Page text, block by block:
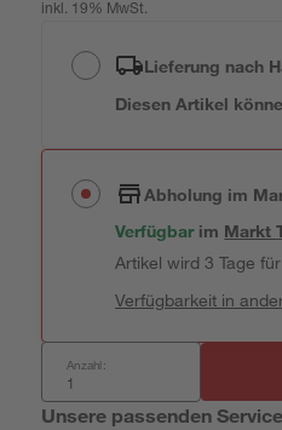
inkl. 19% MwSt.
Lieferung nach
Diesen Artikel
Abholung im
Verfügbar im Markt
Artikel wird 3 Tage
Verfügbarkeit in
Anzahl:
Unsere passenden